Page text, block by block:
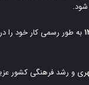
به طور رسمی کار خود را
و رشد فرهنگی کشور